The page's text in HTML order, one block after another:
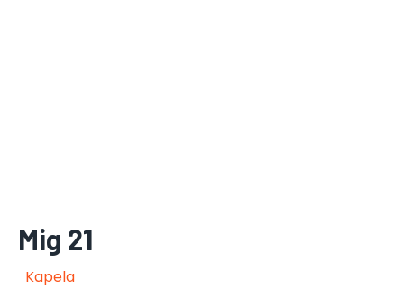
Mig 21
Kapela